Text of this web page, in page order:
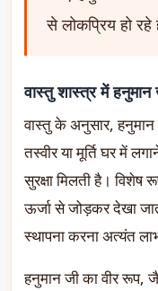
से लोकप्रिय हो रहे
वास्तु शास्त्र में हनुमान
वास्तु के अनुसार, हनुमान
तस्वीर या मूर्ति घर में
सुरक्षा मिलती है। विशेष
ऊर्जा से जोड़कर देखा
स्थापना करना अत्यंत
हनुमान जी का वीर रूप,